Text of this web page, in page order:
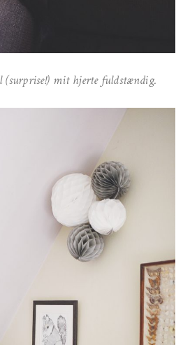
(surprise!) mit hjerte fuldstændig.